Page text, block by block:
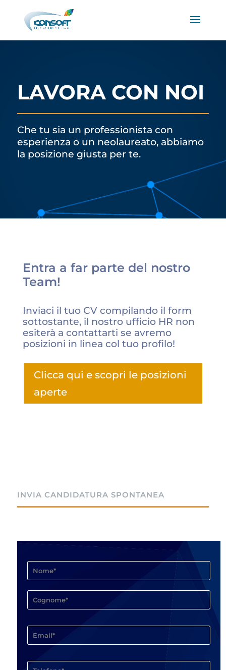
LAVORA CON NOI
Che tu sia un professionista con
esperienza o un neolaureato, abbiamo
la posizione giusta per te.
Entra a far parte del nostro
Team!
Inviaci il tuo CV compilando il form
sottostante, il nostro ufficio HR non
esiterà a contattarti se avremo
posizioni in linea col tuo profilo!
Clicca qui e scopri le posizioni
aperte
INVIA CANDIDATURA SPONTANEA